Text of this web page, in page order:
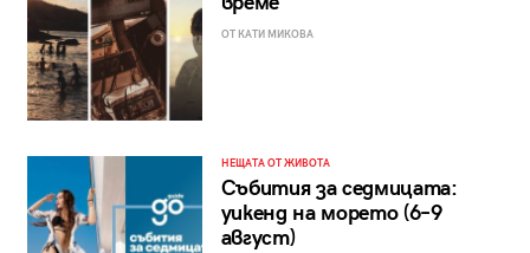
ОТ КАТИ МИКОВА
НЕЩАТА ОТ ЖИВОТА
Събития за седмицата:
уикенд на морето (6–9
август)